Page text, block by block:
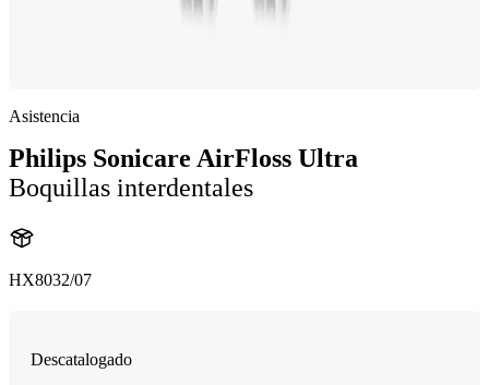
Asistencia
Philips Sonicare AirFloss Ultra
Boquillas interdentales
HX8032/07
Descatalogado